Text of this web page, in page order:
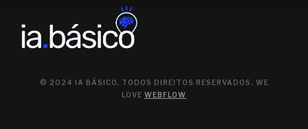
© 2024 IA BÁSICO. TODOS DIREITOS RESERVADOS. WE
LOVE WEBFLOW